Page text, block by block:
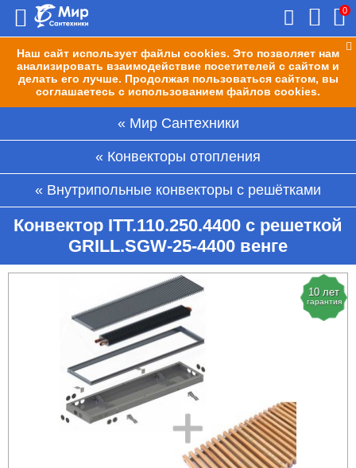
Наш сайт использует файлы cookies. Это позволяет нам
анализировать взаимодействие посетителей с сайтом и
делать его лучше. Продолжая пользоваться сайтом, вы
соглашаетесь с использованием файлов cookies.
0
Мир Сантехники
Конвекторы отопления
Внутрипольные конвекторы с решётками
Конвектор ITT.110.250.4400 с решеткой
GRILL.SGW-25-4400 венге
10 лет
гарантия